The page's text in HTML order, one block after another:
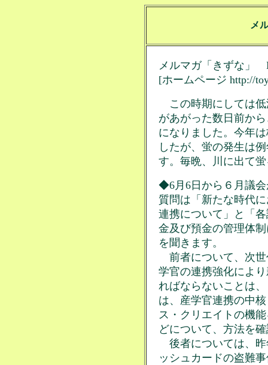
メ
メルマガ「きずな」
[ホームページ http://
この時期にしては低
があがった数日前か
になりました。今年
したが、蛍の発生は
す。毎晩、川に出て
◆6月6日から６月議
質問は「新たな時代
連携について」と「
金及び預金の管理体
を聞きます。
前者について、次世
学官の連携強化によ
ればならないことは
は、産学官連携の中
ス・クリエイトの機
どについて、方法を
後者については、昨
ッシュカードの盗難